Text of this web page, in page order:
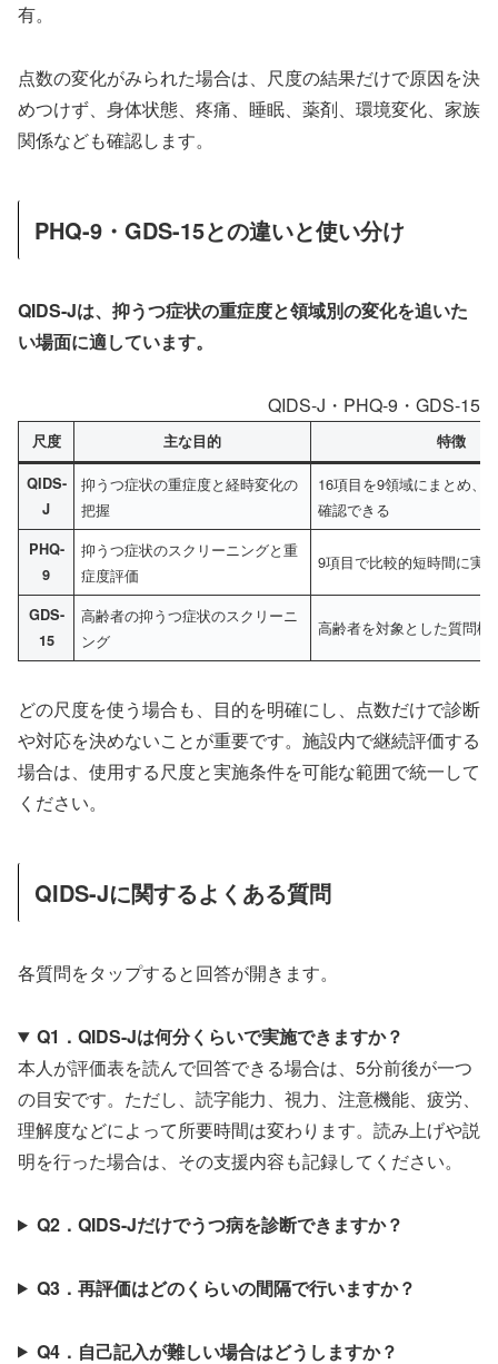
有。
点数の変化がみられた場合は、尺度の結果だけで原因を決
めつけず、身体状態、疼痛、睡眠、薬剤、環境変化、家族
関係なども確認します。
PHQ-9・GDS-15との違いと使い分け
QIDS-Jは、抑うつ症状の重症度と領域別の変化を追いた
い場面に適しています。
QIDS-J・PHQ-9・GDS-15
尺度 主な目的 特徴
QIDS-
J
抑うつ症状の重症度と経時変化の
把握
16項目を9領域にまとめ、
確認できる
PHQ-
9
抑うつ症状のスクリーニングと重
症度評価
9項目で比較的短時間に実
GDS-
15
高齢者の抑うつ症状のスクリーニ
ング
高齢者を対象とした質問構
どの尺度を使う場合も、目的を明確にし、点数だけで診断
や対応を決めないことが重要です。施設内で継続評価する
場合は、使用する尺度と実施条件を可能な範囲で統一して
ください。
QIDS-Jに関するよくある質問
各質問をタップすると回答が開きます。
Q1．QIDS-Jは何分くらいで実施できますか？
本人が評価表を読んで回答できる場合は、5分前後が一つ
の目安です。ただし、読字能力、視力、注意機能、疲労、
理解度などによって所要時間は変わります。読み上げや説
明を行った場合は、その支援内容も記録してください。
Q2．QIDS-Jだけでうつ病を診断できますか？
Q3．再評価はどのくらいの間隔で行いますか？
Q4．自己記入が難しい場合はどうしますか？